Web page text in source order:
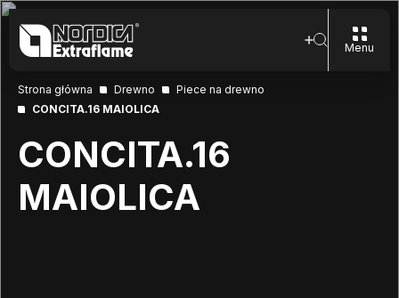
Menu
Strona główna Drewno
Piece na drewno
CONCITA.16 MAIOLICA
CONCITA.16
MAIOLICA